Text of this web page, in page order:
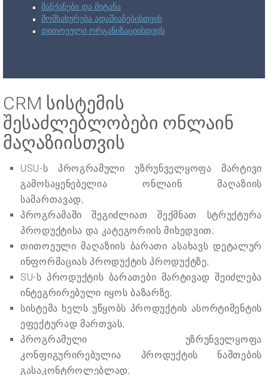
მანქანები და მიტანა
მომსახურება ადამიანებისთვის
თითოეული ორგანიზაციისთვის
CRM სისტემის
შესაძლებლობები ონლაინ
მაღაზიისთვის
USU-ს პროგრამული უზრუნველყოფა მარტივი
გამოსაყენებელია ონლაინ მაღაზიის
სამართავად;
პროგრამაში შეგიძლიათ შექმნათ სტრუქტურა
პროდუქტისა და კატეგორიის მიხედვით;
თითოეული მაღაზიის ბარათი ასახავს დეტალურ
ინფორმაციას პროდუქტის პროდუქტზე;
SU-ს პროდუქტის ბარათები მარტივად შეიძლება
ინტეგრირებული იყოს ბაზარზე;
სისტემა ხელს უწყობს პროდუქტის ასორტიმენტის
ეფექტურად მართვას;
პროგრამული უზრუნველყოფა
კონფიგურირებულია პროდუქტის ნაშთების
გასაკონტროლებლად;